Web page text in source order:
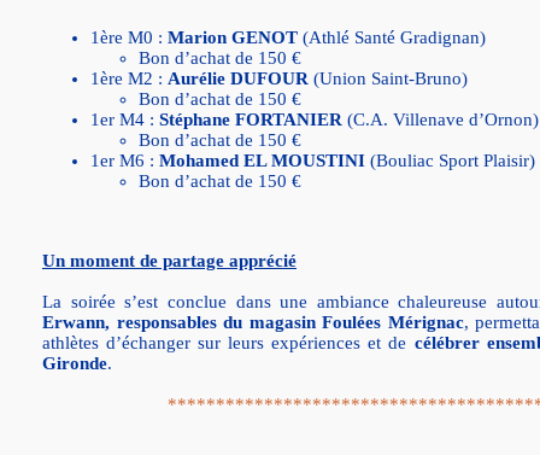
1ère M0 : Marion GENOT (Athlé Santé Gradignan)
Bon d’achat de 150 €
1ère M2 : Aurélie DUFOUR (Union Saint-Bruno)
Bon d’achat de 150 €
1er M4 : Stéphane FORTANIER (C.A. Villenave d’Ornon)
Bon d’achat de 150 €
1er M6 : Mohamed EL MOUSTINI (Bouliac Sport Plaisir)
Bon d’achat de 150 €
Un moment de partage apprécié
La soirée s’est conclue dans une ambiance chaleureuse
Erwann, responsables du magasin Foulées Mérignac,
athlètes d’échanger sur leurs expériences et de célébrer
Gironde.